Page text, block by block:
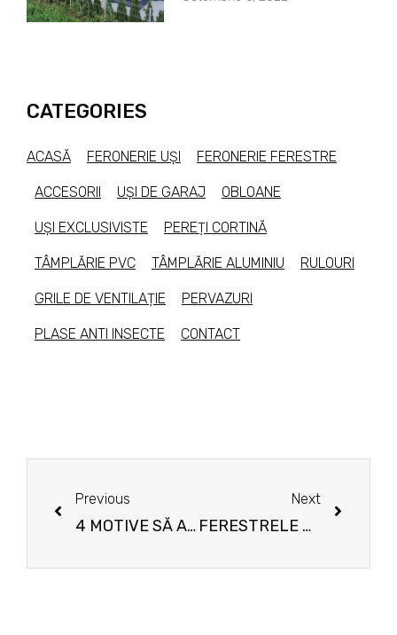
CATEGORIES
ACASĂ FERONERIE UȘI FERONERIE FERESTRE
ACCESORII UȘI DE GARAJ OBLOANE
UȘI EXCLUSIVISTE PEREȚI CORTINĂ
TÂMPLĂRIE PVC TÂMPLĂRIE ALUMINIU RULOURI
GRILE DE VENTILAȚIE PERVAZURI
PLASE ANTI INSECTE CONTACT
Previous
4 MOTIVE SĂ ALEGI USI EXCLUSIVISTE PENTRU CASA TA
Next
FERESTRELE VEKA, ALEGEREA POTRIVITĂ PENTRU LOCUINȚA TA